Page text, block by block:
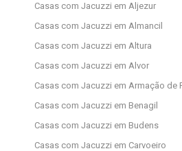
Casas com Jacuzzi em Aljezur
Casas com Jacuzzi em Almancil
Casas com Jacuzzi em Altura
Casas com Jacuzzi em Alvor
Casas com Jacuzzi em Armação de
Casas com Jacuzzi em Benagil
Casas com Jacuzzi em Budens
Casas com Jacuzzi em Carvoeiro